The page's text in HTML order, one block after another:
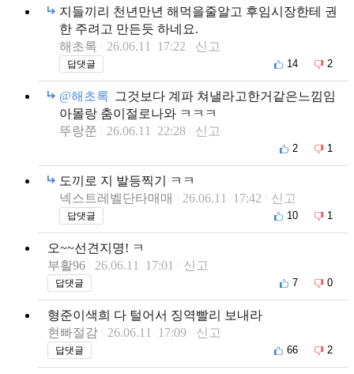
지들끼리 천년만년 해먹을줄알고 후임시장한테 권
한 주려고 만든듯 하네요.
해초록
26.06.11 17:22 신고
답댓글 14 2
@해초록 그것보다 계파 쳐낼라고한거같은느낌임
아몰랑 춤이절로나와 ㅋㅋㅋ
뚜랑쭌
26.06.11 22:28 신고
2 1
도끼로 지 발등찍기 ㅋㅋ
넥스트레벨단타매매
26.06.11 17:42 신고
답댓글 10 1
오~~선견지명! ㅋ
부활96
26.06.11 17:01 신고
답댓글 7 0
형준이색희 다 털어서 징역빨리 보내라
현빠절감
26.06.11 17:09 신고
답댓글 66 2